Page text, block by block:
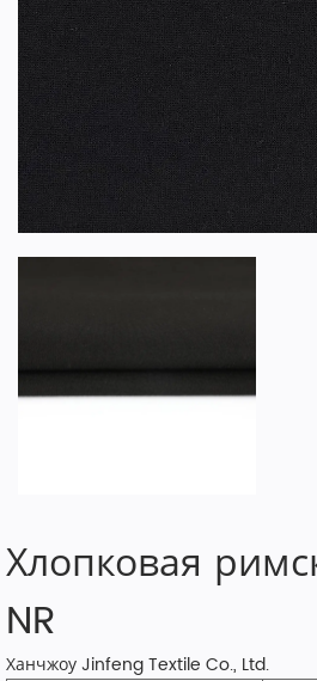
Хлопковая
NR
Ханчжоу Jinfeng Textile Co., Ltd.